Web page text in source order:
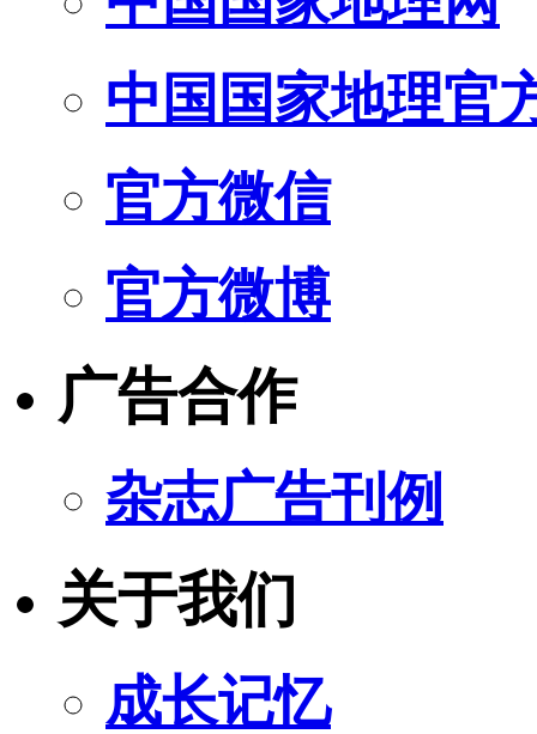
中国国家地理官
官方微信
官方微博
广告合作
杂志广告刊例
关于我们
成长记忆